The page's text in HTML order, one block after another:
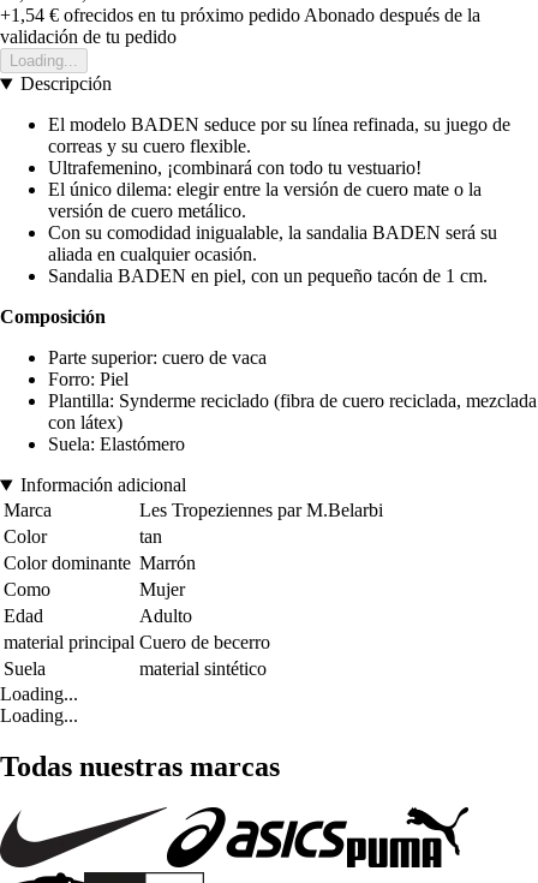
+1,54 € ofrecidos en tu próximo pedido Abonado después de la
validación de tu pedido
Loading...
Descripción
El modelo BADEN seduce por su línea refinada, su juego de
correas y su cuero flexible.
Ultrafemenino, ¡combinará con todo tu vestuario!
El único dilema: elegir entre la versión de cuero mate o la
versión de cuero metálico.
Con su comodidad inigualable, la sandalia BADEN será su
aliada en cualquier ocasión.
Sandalia BADEN en piel, con un pequeño tacón de 1 cm.
Composición
Parte superior: cuero de vaca
Forro: Piel
Plantilla: Synderme reciclado (fibra de cuero reciclada, mezclada
con látex)
Suela: Elastómero
Información adicional
Marca
Les Tropeziennes par M.Belarbi
Color
tan
Color dominante Marrón
Como
Mujer
Edad
Adulto
material principal Cuero de becerro
Suela
material sintético
Loading...
Loading...
Todas nuestras marcas